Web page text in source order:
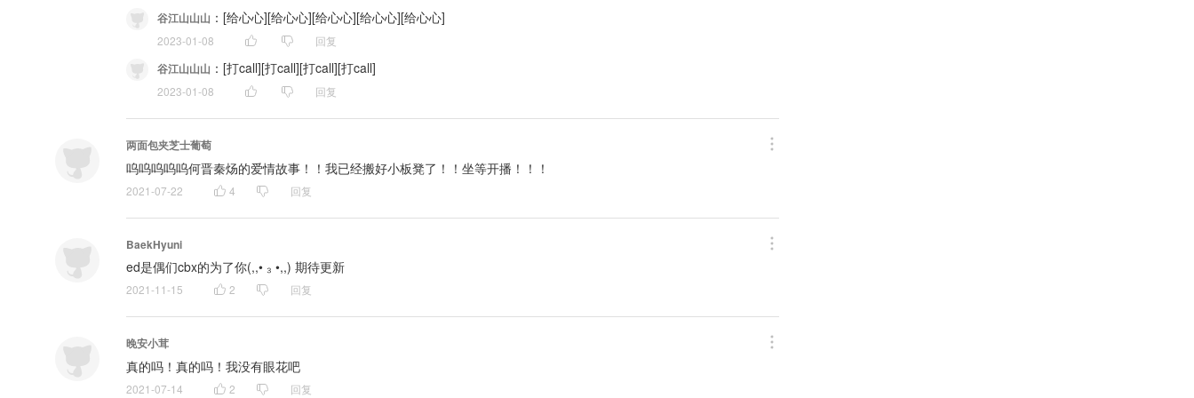
谷江山山山 ： [给心心][给心心][给心心][给心心][给心心]
2023-01-08 回复
谷江山山山 ： [打call][打call][打call][打call]
2023-01-08 回复
两面包夹芝士葡萄
呜呜呜呜呜何晋秦炀的爱情故事！！我已经搬好小板凳了！！坐等开播！！！
2021-07-22 4 回复
BaekHyuni
ed是偶们cbx的为了你(,,• ₃ •,,) 期待更新
2021-11-15 2 回复
晚安小茸
真的吗！真的吗！我没有眼花吧
2021-07-14 2 回复